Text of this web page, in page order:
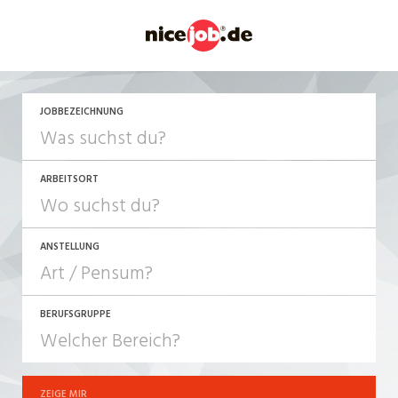
JOBBEZEICHNUNG
ARBEITSORT
ANSTELLUNG
JOB-TYP
Festanstellung
BERUFSGRUPPE
ZEIGE MIR